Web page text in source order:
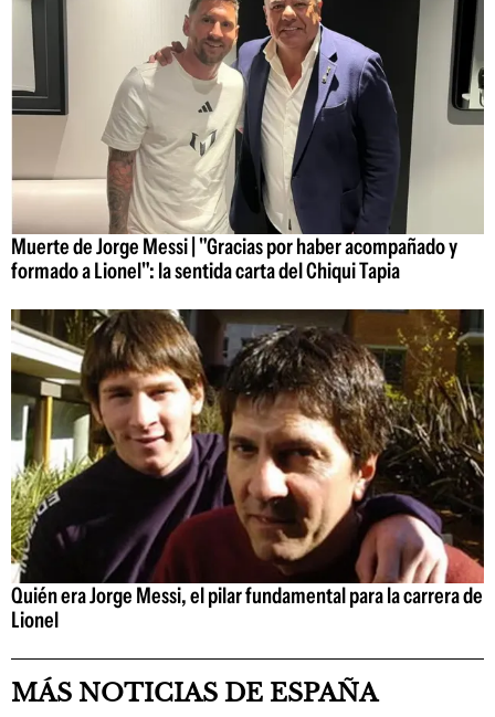
Muerte de Jorge Messi | "Gracias por haber acompañado y
formado a Lionel": la sentida carta del Chiqui Tapia
Quién era Jorge Messi, el pilar fundamental para la carrera de
Lionel
MÁS NOTICIAS DE ESPAÑA